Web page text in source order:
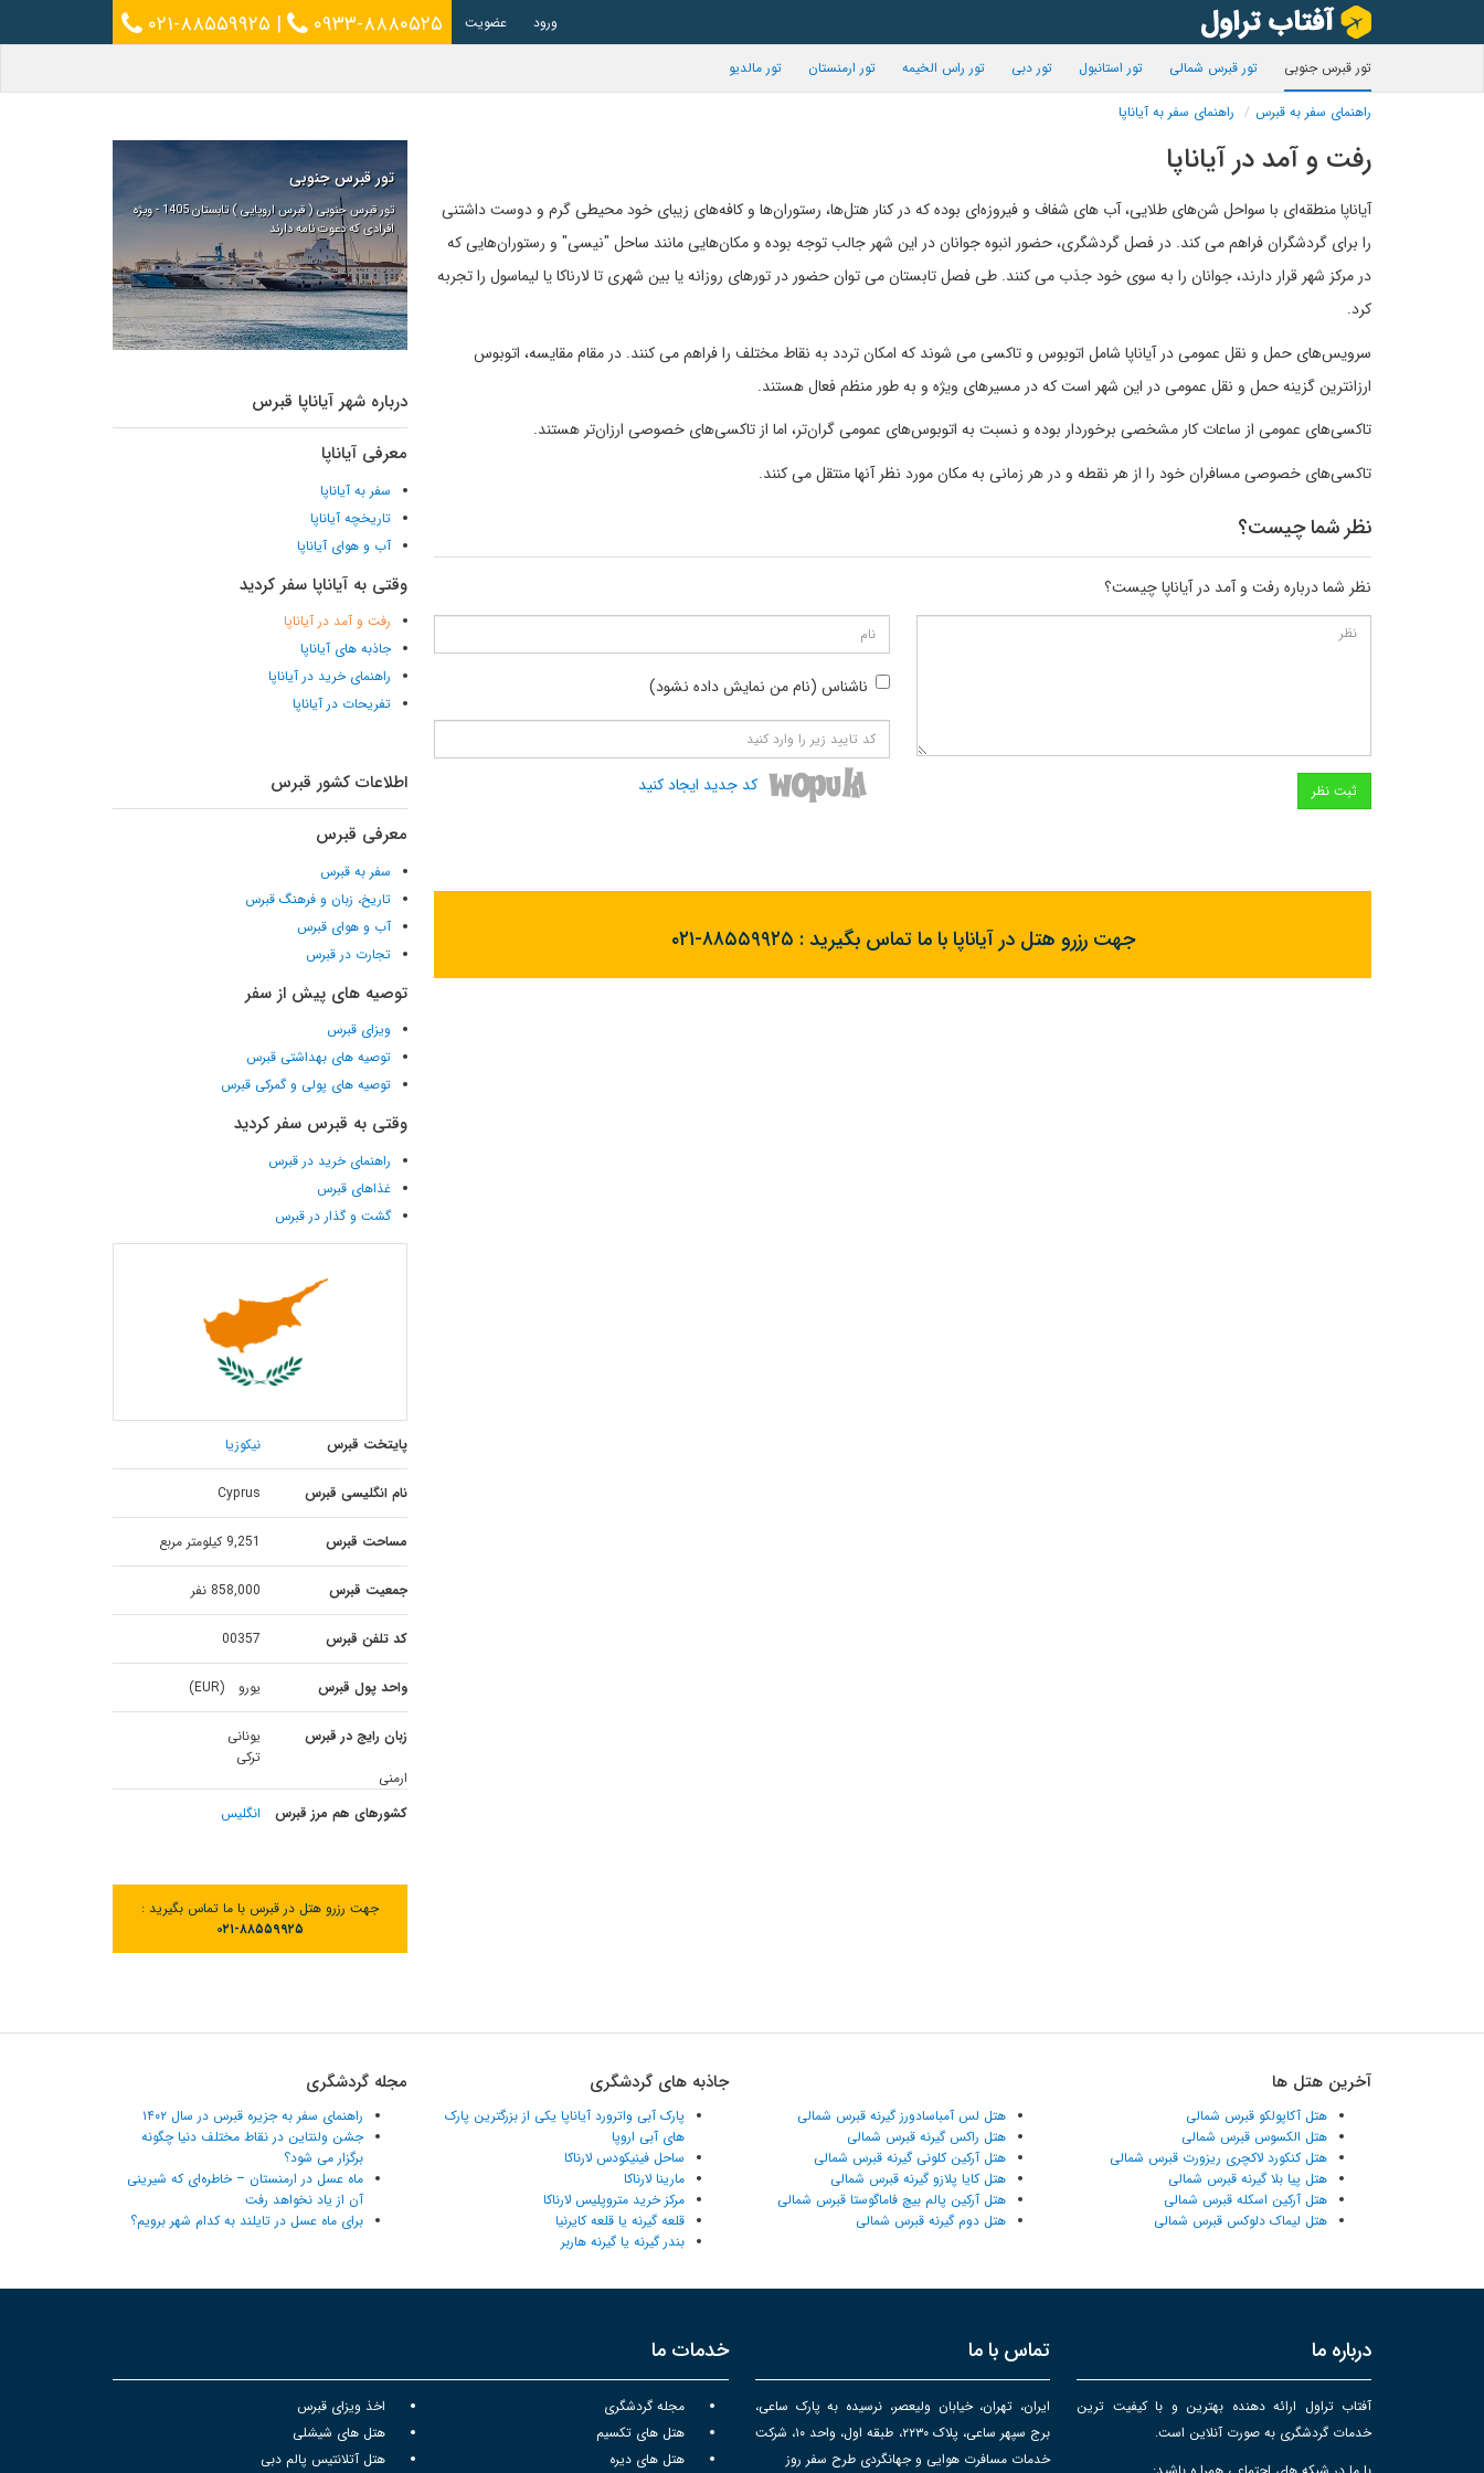
۰۲۱-۸۸۵۵۹۹۲۵ | ۰۹۳۳-۸۸۸۰۵۲۵ ورود عضویت
تور قبرس جنوبی تور قبرس شمالی تور استانبول تور دبی تور راس الخیمه تور ارمنستان تور مالدیو
راهنمای سفر به قبرس راهنمای سفر به آیاناپا
رفت و آمد در آیاناپا
آیاناپا منطقه‌ای با سواحل شن‌های طلایی، آب های شفاف و فیروزه‌ای بوده که در کنار هتل‌ها، رستوران‌ها و کافه‌های زیبای خود محیطی گرم و دوست داشتنی
را برای گردشگران فراهم می کند. در فصل گردشگری، حضور انبوه جوانان در این شهر جالب توجه بوده و مکان‌هایی مانند ساحل "نیسی" و رستوران‌هایی که
در مرکز شهر قرار دارند، جوانان را به سوی خود جذب می کنند. طی فصل تابستان می توان حضور در تورهای روزانه یا بین شهری تا لارناکا یا لیماسول را تجربه
کرد.
سرویس‌های حمل و نقل عمومی در آیاناپا شامل اتوبوس و تاکسی می شوند که امکان تردد به نقاط مختلف را فراهم می کنند. در مقام مقایسه، اتوبوس
ارزانترین گزینه حمل و نقل عمومی در این شهر است که در مسیرهای ویژه و به طور منظم فعال هستند.
تاکسی‌های عمومی از ساعات کار مشخصی برخوردار بوده و نسبت به اتوبوس‌های عمومی گران‌تر، اما از تاکسی‌های خصوصی ارزان‌تر هستند.
تاکسی‌های خصوصی مسافران خود را از هر نقطه و در هر زمانی به مکان مورد نظر آنها منتقل می کنند.
نظر شما چیست؟
نظر شما درباره رفت و آمد در آیاناپا چیست؟
ناشناس (نام من نمایش داده نشود)
کد جدید ایجاد کنید
جهت رزرو هتل در آیاناپا با ما تماس بگیرید : ۰۲۱-۸۸۵۵۹۹۲۵
تور قبرس جنوبی
تور قبرس جنوبی ( قبرس اروپایی ) تابستان 1405 - ویژه
افرادی که دعوت نامه دارند
درباره شهر آیاناپا قبرس
معرفی آیاناپا
سفر به آیاناپا
تاریخچه آیاناپا
آب و هوای آیاناپا
وقتی به آیاناپا سفر کردید
رفت و آمد در آیاناپا
جاذبه های آیاناپا
راهنمای خرید در آیاناپا
تفریحات در آیاناپا
اطلاعات کشور قبرس
معرفی قبرس
سفر به قبرس
تاریخ، زبان و فرهنگ قبرس
آب و هوای قبرس
تجارت در قبرس
توصیه های پیش از سفر
ویزای قبرس
توصیه های بهداشتی قبرس
توصیه های پولی و گمرکی قبرس
وقتی به قبرس سفر کردید
راهنمای خرید در قبرس
غذاهای قبرس
گشت و گذار در قبرس
پایتخت قبرس نیکوزیا
نام انگلیسی قبرس Cyprus
مساحت قبرس 9,251 کیلومتر مربع
جمعیت قبرس 858,000 نفر
کد تلفن قبرس 00357
واحد پول قبرس یورو (EUR)
زبان رایج در قبرس
یونانی
ترکی
ارمنی
کشورهای هم مرز قبرس
انگلیس
جهت رزرو هتل در قبرس با ما تماس بگیرید :
۰۲۱-۸۸۵۵۹۹۲۵
آخرین هتل ها
هتل آکاپولکو قبرس شمالی
هتل الکسوس قبرس شمالی
هتل کنکورد لاکچری ریزورت قبرس شمالی
هتل پیا بلا گیرنه قبرس شمالی
هتل آرکین اسکله قبرس شمالی
هتل لیماک دلوکس قبرس شمالی
هتل لس آمباسادورز گیرنه قبرس شمالی
هتل راکس گیرنه قبرس شمالی
هتل آرکین کلونی گیرنه قبرس شمالی
هتل کایا پلازو گیرنه قبرس شمالی
هتل آرکین پالم بیچ فاماگوستا قبرس شمالی
هتل دوم گیرنه قبرس شمالی
جاذبه های گردشگری
پارک آبی واترورد آیاناپا یکی از بزرگترین پارک
های آبی اروپا
ساحل فینیکودس لارناکا
مارینا لارناکا
مرکز خرید متروپلیس لارناکا
قلعه گیرنه یا قلعه کایرنیا
بندر گیرنه یا گیرنه هاربر
مجله گردشگری
راهنمای سفر به جزیره قبرس در سال ۱۴۰۲
جشن ولنتاین در نقاط مختلف دنیا چگونه
برگزار می شود؟
ماه عسل در ارمنستان – خاطره‌ای که شیرینی
آن از یاد نخواهد رفت
برای ماه عسل در تایلند به کدام شهر برویم؟
درباره ما
آفتاب تراول ارائه دهنده بهترین و با کیفیت ترین
خدمات گردشگری به صورت آنلاین است.
تماس با ما
ایران، تهران، خیابان ولیعصر، نرسیده به پارک ساعی،
برج سپهر ساعی، پلاک ۲۲۳۰، طبقه اول، واحد ۱۰، شرکت
خدمات مسافرت هوایی و جهانگردی طرح سفر روز
خدمات ما
مجله گردشگری
اخذ ویزای قبرس
هتل های تکسیم
هتل های شیشلی
هتل های دیره
هتل آتلانتیس پالم دبی